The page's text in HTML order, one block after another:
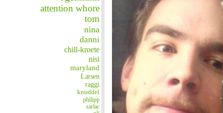
attention whore
tom
nina
danni
chill-kroete
nisi
maryland
Larsen
raggi
knuddel
philipp
sarlac